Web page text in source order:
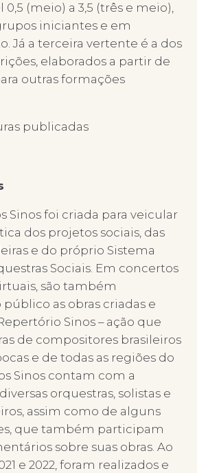
(meio) a 3,5 (três e meio),
iniciantes e em
Já a terceira vertente é a dos
elaborados a partir de
outras formações
publicadas
Sinos foi criada para veicular
dos projetos sociais, das
e do próprio Sistema
Sociais. Em concertos
são também
as obras criadas e
Sinos – ação que
de compositores brasileiros
e de todas as regiões do
Sinos contam com a
orquestras, solistas e
assim como de alguns
que também participam
sobre suas obras. Ao
e 2022, foram realizados e